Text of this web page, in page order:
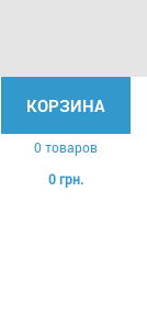
КОРЗИНА
0 товаров
0 грн.